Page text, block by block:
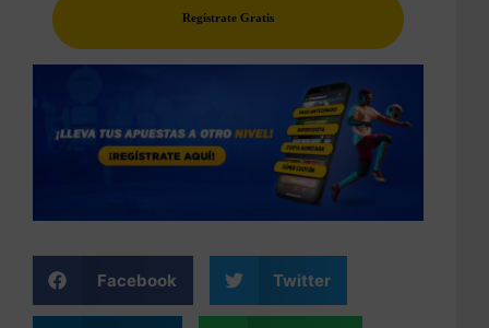
Regístrate Gratis
Facebook Twitter